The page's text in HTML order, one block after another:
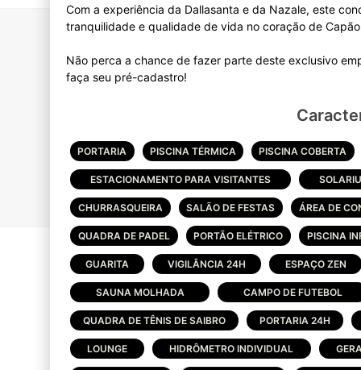
Com a experiência da Dallasanta e da Nazale, este
tranquilidade e qualidade de vida no coração de
Não perca a chance de fazer parte deste exclusivo
PORTARIA PISCINA TÉRMICA PISCINA COBERTA
ESTACIONAMENTO PARA VISITANTES
CHURRASQUEIRA SALÃO DE FESTAS ÁREA DE
QUADRA DE PADEL PORTÃO ELÉTRICO PISCINA
GUARITA VIGILÂNCIA 24H ESPAÇO ZEN
SAUNA MOLHADA CAMPO DE FUTEBOL
QUADRA DE TÊNIS DE SAIBRO PORTARIA 24H
LOUNGE HIDRÔMETRO INDIVIDUAL